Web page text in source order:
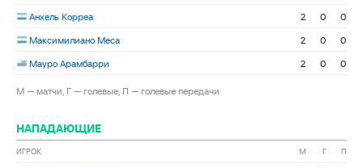
Анхель Корреа
2 0
0
Максимилиано Меса
2 0
0
Мауро Арамбарри
2 0 0
М — матчи, Г — голевые, П — голевые передачи
НАПАДАЮЩИЕ
ИГРОК М Г П